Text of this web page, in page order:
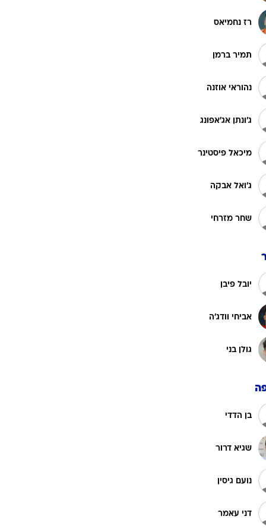
גולף
תקצירים
רז נחמיאס
תמיר ברמן
נהוראי אוזנה
ג'ונתן אג'אפונג
מיכאל פיסטינר
ג'ואל אבקה
שחר מזרחי
יובל פיבן
אביחי וודג'ה
גולן בני
בן הדדי
שגיא דרור
נועם גיסין
דני עאמר